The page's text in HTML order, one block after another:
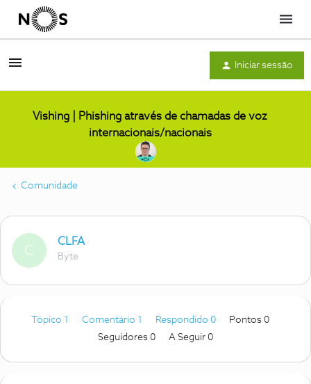
Menu
Iniciar sessão
Vishing | Phishing através de chamadas de voz
internacionais/nacionais
Comunidade
C
CLFA
Byte
Tópico 1 Comentário 1 Respondido 0
Pontos 0
Seguidores 0 A Seguir 0